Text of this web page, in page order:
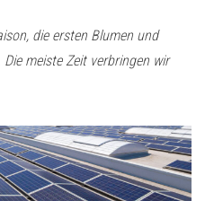
die ersten Blumen und
meiste Zeit verbringen wir